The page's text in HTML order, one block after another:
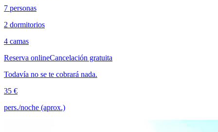
7 personas
2 dormitorios
4 camas
Reserva onlineCancelación gratuita
Todavía no se te cobrará nada.
35 €
pers./noche (aprox.)